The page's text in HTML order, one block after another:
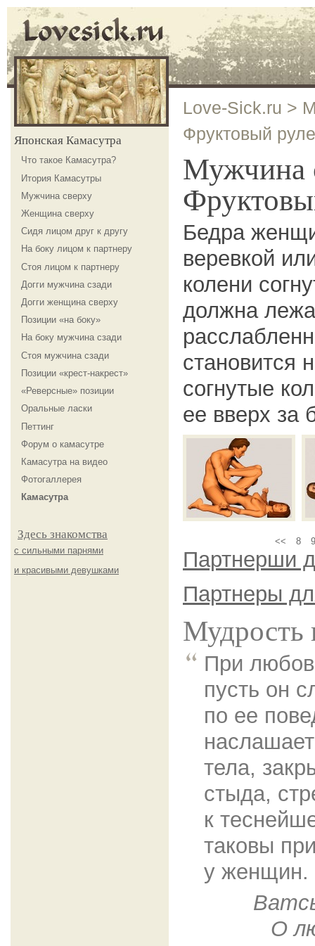
Японская Камасутра
Что такое Камасутра?
Итория Камасутры
Мужчина сверху
Женщина сверху
Сидя лицом друг к другу
На боку лицом к партнеру
Стоя лицом к партнеру
Догги мужчина сзади
Догги женщина сверху
Позиции «на боку»
На боку мужчина сзади
Стоя мужчина сзади
Позиции «крест-накрест»
«Реверсные» позиции
Оральные ласки
Петтинг
Форум о камасутре
Камасутра на видео
Фотогаллерея
Камасутра
Здесь знакомства
с сильными парнями
и красивыми девушками
Love-Sick.ru >
Фруктовый
Бедра
веревкой
колени
должна
становится
согнутые
ее вверх за
<< 8
Партнерши
Партнеры
Мудрость
При
пусть он
по ее
тела,
стыда,
к
таковы
у женщин.
О